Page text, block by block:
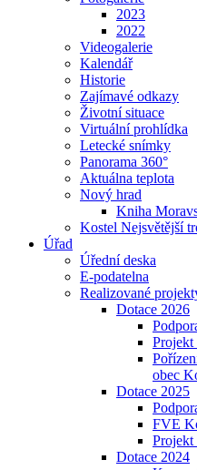
2023
2022
Videogalerie
Kalendář
Historie
Zajímavé odkazy
Životní situace
Virtuální prohlídka
Letecké snímky
Panorama 360°
Aktuálna teplota
Nový hrad
Kniha
Kostel Nejsvětější
Úřad
Úřední deska
E-podatelna
Realizované
Dotace 2026
obec
Dotace 2025
FVE
Dotace 2024